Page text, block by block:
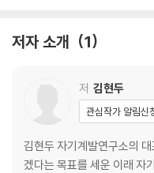
2장 내가 원하는 삶을 찾는 법
01 나는 어떻게 살고 싶을까?
원하는 여가 | 원하는 일 | 원하
02 원하는 삶을 만드는 13가지
1단계-13가지 질문에 몰입 |
03 삶의 모든 문제를 해결하는
저자 소개 1
저 김현두
관심작가 알림신
김현두 자기계발연구소의
겠다는 목표를 세운 이래 자